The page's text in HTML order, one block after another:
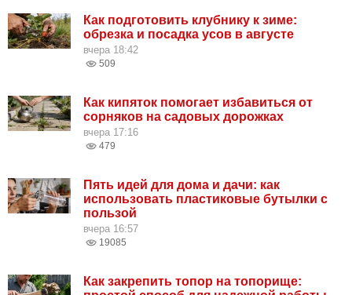
Как подготовить клубнику к зиме:
обрезка и посадка усов в августе
вчера 18:42
509
Как кипяток помогает избавиться от
сорняков на садовых дорожках
вчера 17:16
479
Пять идей для дома и дачи: как
использовать пластиковые бутылки с
пользой
вчера 16:57
19085
Как закрепить топор на топорище: